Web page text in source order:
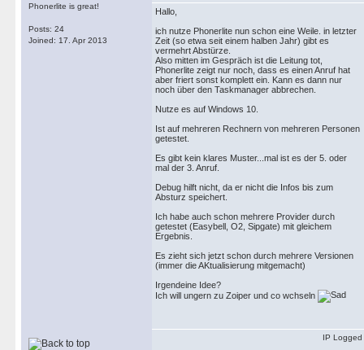
Phonerlite is great!
Posts: 24
Joined: 17. Apr 2013
Hallo,
ich nutze Phonerlite nun schon eine Weile. in letzter
Zeit (so etwa seit einem halben Jahr) gibt es
vermehrt Abstürze.
Also mitten im Gespräch ist die Leitung tot,
Phonerlite zeigt nur noch, dass es einen Anruf hat
aber friert sonst komplett ein. Kann es dann nur
noch über den Taskmanager abbrechen.
Nutze es auf Windows 10.
Ist auf mehreren Rechnern von mehreren Personen
getestet.
Es gibt kein klares Muster...mal ist es der 5. oder
mal der 3. Anruf.
Debug hilft nicht, da er nicht die Infos bis zum
Absturz speichert.
Ich habe auch schon mehrere Provider durch
getestet (Easybell, O2, Sipgate) mit gleichem
Ergebnis.
Es zieht sich jetzt schon durch mehrere Versionen
(immer die AKtualisierung mitgemacht)
Irgendeine Idee?
Ich will ungern zu Zoiper und co wchseln
IP Logged